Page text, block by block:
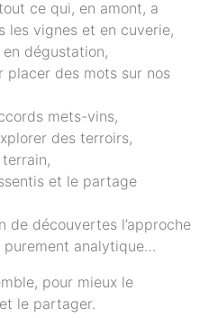
ce qui, en amont, a
les vignes et en cuverie,
dégustation,
placer des mots sur nos
mets-vins,
des terroirs,
et le partage
de découvertes l’approche
purement analytique…
pour mieux le
le partager.